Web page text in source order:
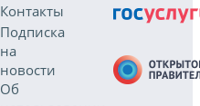
Контакты
Подписка
на
новости
Об